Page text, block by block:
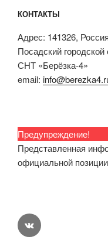
КОНТАКТЫ
Адрес: 141326,
Посадский
СНТ «Берёзка-4»
email:
Предупреждение!
Представленная
официальной
vk